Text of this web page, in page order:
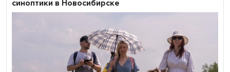
синоптики в Новосибирске